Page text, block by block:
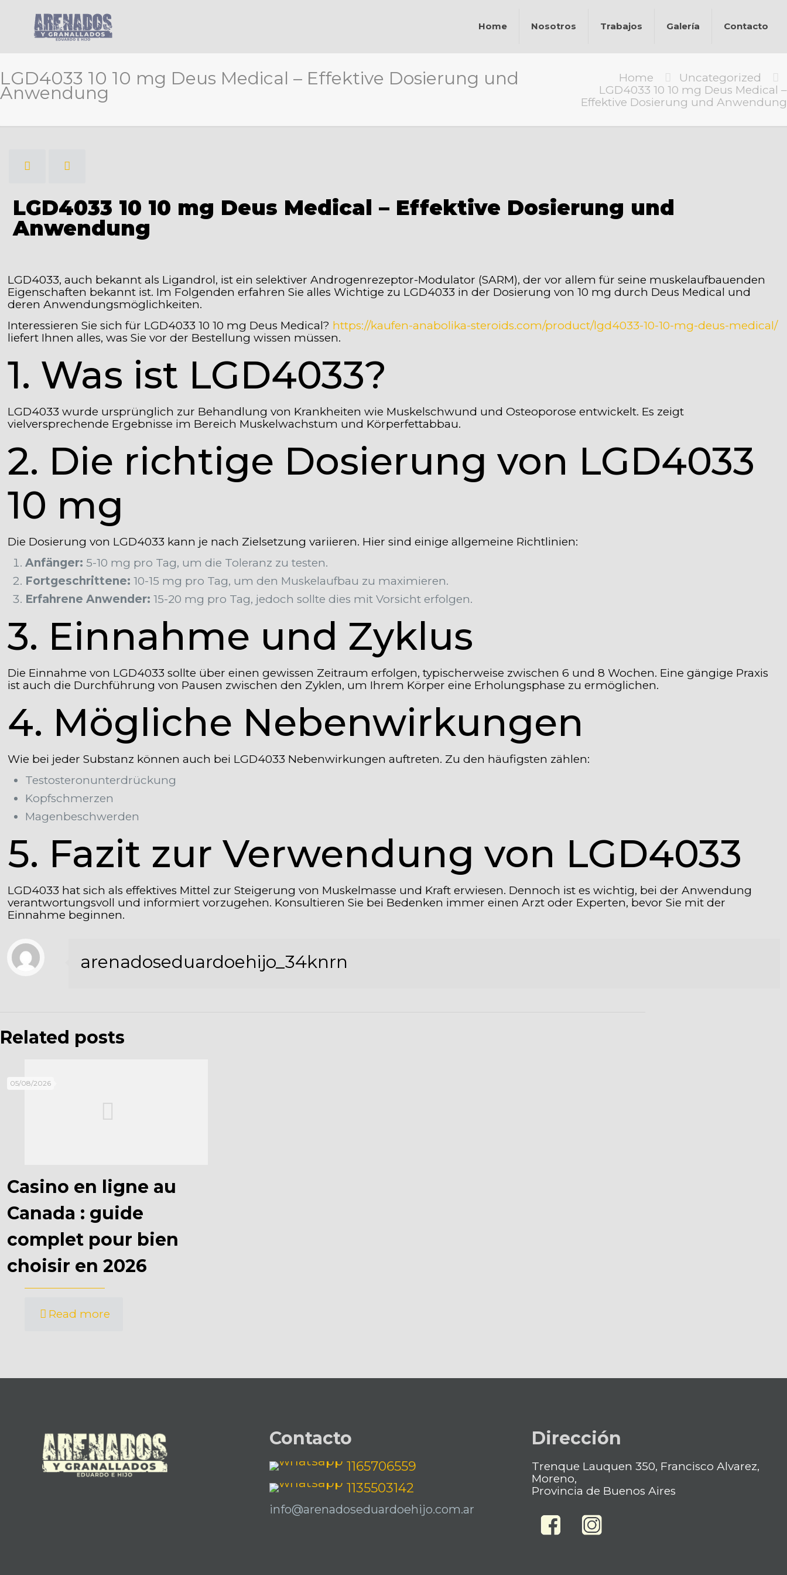
Home Nosotros Trabajos Galería Contacto
LGD4033 10 10 mg Deus Medical – Effektive Dosierung und
Anwendung
Home
Uncategorized
LGD4033 10 10 mg Deus Medical –
Effektive Dosierung und Anwendung
LGD4033 10 10 mg Deus Medical – Effektive Dosierung und
Anwendung
LGD4033, auch bekannt als Ligandrol, ist ein selektiver Androgenrezeptor-Modulator (SARM), der vor allem für seine muskelaufbauenden
Eigenschaften bekannt ist. Im Folgenden erfahren Sie alles Wichtige zu LGD4033 in der Dosierung von 10 mg durch Deus Medical und
deren Anwendungsmöglichkeiten.
Interessieren Sie sich für LGD4033 10 10 mg Deus Medical? https://kaufen-anabolika-steroids.com/product/lgd4033-10-10-mg-deus-medical/
liefert Ihnen alles, was Sie vor der Bestellung wissen müssen.
1. Was ist LGD4033?
LGD4033 wurde ursprünglich zur Behandlung von Krankheiten wie Muskelschwund und Osteoporose entwickelt. Es zeigt
vielversprechende Ergebnisse im Bereich Muskelwachstum und Körperfettabbau.
2. Die richtige Dosierung von LGD4033
10 mg
Die Dosierung von LGD4033 kann je nach Zielsetzung variieren. Hier sind einige allgemeine Richtlinien:
Anfänger: 5-10 mg pro Tag, um die Toleranz zu testen.
Fortgeschrittene: 10-15 mg pro Tag, um den Muskelaufbau zu maximieren.
Erfahrene Anwender: 15-20 mg pro Tag, jedoch sollte dies mit Vorsicht erfolgen.
3. Einnahme und Zyklus
Die Einnahme von LGD4033 sollte über einen gewissen Zeitraum erfolgen, typischerweise zwischen 6 und 8 Wochen. Eine gängige Praxis
ist auch die Durchführung von Pausen zwischen den Zyklen, um Ihrem Körper eine Erholungsphase zu ermöglichen.
4. Mögliche Nebenwirkungen
Wie bei jeder Substanz können auch bei LGD4033 Nebenwirkungen auftreten. Zu den häufigsten zählen:
Testosteronunterdrückung
Kopfschmerzen
Magenbeschwerden
5. Fazit zur Verwendung von LGD4033
LGD4033 hat sich als effektives Mittel zur Steigerung von Muskelmasse und Kraft erwiesen. Dennoch ist es wichtig, bei der Anwendung
verantwortungsvoll und informiert vorzugehen. Konsultieren Sie bei Bedenken immer einen Arzt oder Experten, bevor Sie mit der
Einnahme beginnen.
arenadoseduardoehijo_34knrn
Related posts
05/08/2026
Casino en ligne au
Canada : guide
complet pour bien
choisir en 2026
Read more
Contacto
1165706559
1135503142
info@arenadoseduardoehijo.com.ar
Dirección
Trenque Lauquen 350, Francisco Alvarez,
Moreno,
Provincia de Buenos Aires